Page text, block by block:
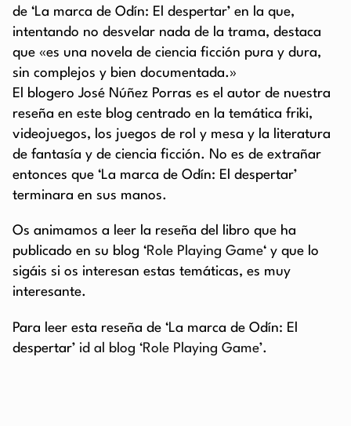
de ‘La marca de Odín: El despertar’ en la que,
intentando no desvelar nada de la trama, destaca
que «es una novela de ciencia ficción pura y dura,
sin complejos y bien documentada.»
El blogero José Núñez Porras es el autor de nuestra
reseña en este blog centrado en la temática friki,
videojuegos, los juegos de rol y mesa y la literatura
de fantasía y de ciencia ficción. No es de extrañar
entonces que ‘La marca de Odín: El despertar’
terminara en sus manos.
Os animamos a leer la reseña del libro que ha
publicado en su blog ‘Role Playing Game‘ y que lo
sigáis si os interesan estas temáticas, es muy
interesante.
Para leer esta reseña de ‘La marca de Odín: El
despertar’ id al blog ‘Role Playing Game’.